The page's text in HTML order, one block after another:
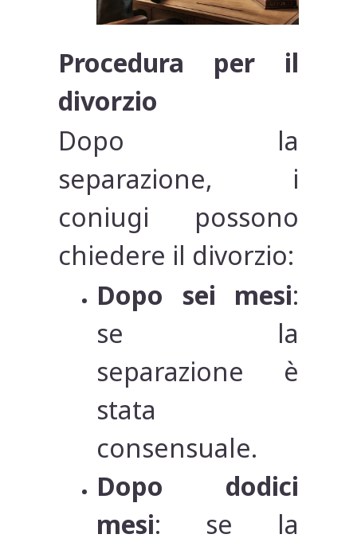
Procedura per il
divorzio
Dopo la
separazione, i
coniugi possono
chiedere il divorzio:
Dopo sei mesi:
se la
separazione è
stata
consensuale.
Dopo dodici
mesi: se la